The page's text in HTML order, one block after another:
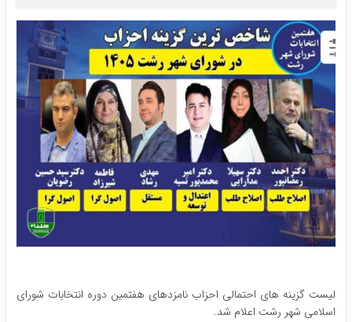
لیست گزینه های احتمالی احزاب نامزدهای هفتمین دوره انتخابات شورای
اسلامی شهر رشت اعلام شد.